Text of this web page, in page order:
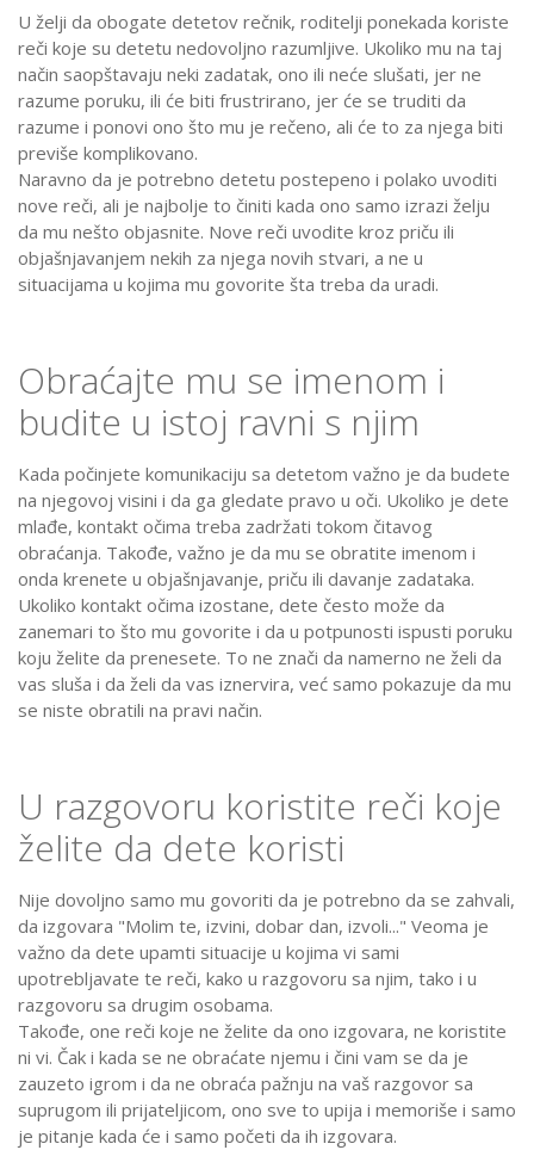
U želji da obogate detetov rečnik, roditelji ponekada koriste
reči koje su detetu nedovoljno razumljive. Ukoliko mu na taj
način saopštavaju neki zadatak, ono ili neće slušati, jer ne
razume poruku, ili će biti frustrirano, jer će se truditi da
razume i ponovi ono što mu je rečeno, ali će to za njega biti
previše komplikovano.
Naravno da je potrebno detetu postepeno i polako uvoditi
nove reči, ali je najbolje to činiti kada ono samo izrazi želju
da mu nešto objasnite. Nove reči uvodite kroz priču ili
objašnjavanjem nekih za njega novih stvari, a ne u
situacijama u kojima mu govorite šta treba da uradi.
Obraćajte mu se imenom i
budite u istoj ravni s njim
Kada počinjete komunikaciju sa detetom važno je da budete
na njegovoj visini i da ga gledate pravo u oči. Ukoliko je dete
mlađe, kontakt očima treba zadržati tokom čitavog
obraćanja. Takođe, važno je da mu se obratite imenom i
onda krenete u objašnjavanje, priču ili davanje zadataka.
Ukoliko kontakt očima izostane, dete često može da
zanemari to što mu govorite i da u potpunosti ispusti poruku
koju želite da prenesete. To ne znači da namerno ne želi da
vas sluša i da želi da vas iznervira, već samo pokazuje da mu
se niste obratili na pravi način.
U razgovoru koristite reči koje
želite da dete koristi
Nije dovoljno samo mu govoriti da je potrebno da se zahvali,
da izgovara "Molim te, izvini, dobar dan, izvoli..." Veoma je
važno da dete upamti situacije u kojima vi sami
upotrebljavate te reči, kako u razgovoru sa njim, tako i u
razgovoru sa drugim osobama.
Takođe, one reči koje ne želite da ono izgovara, ne koristite
ni vi. Čak i kada se ne obraćate njemu i čini vam se da je
zauzeto igrom i da ne obraća pažnju na vaš razgovor sa
suprugom ili prijateljicom, ono sve to upija i memoriše i samo
je pitanje kada će i samo početi da ih izgovara.